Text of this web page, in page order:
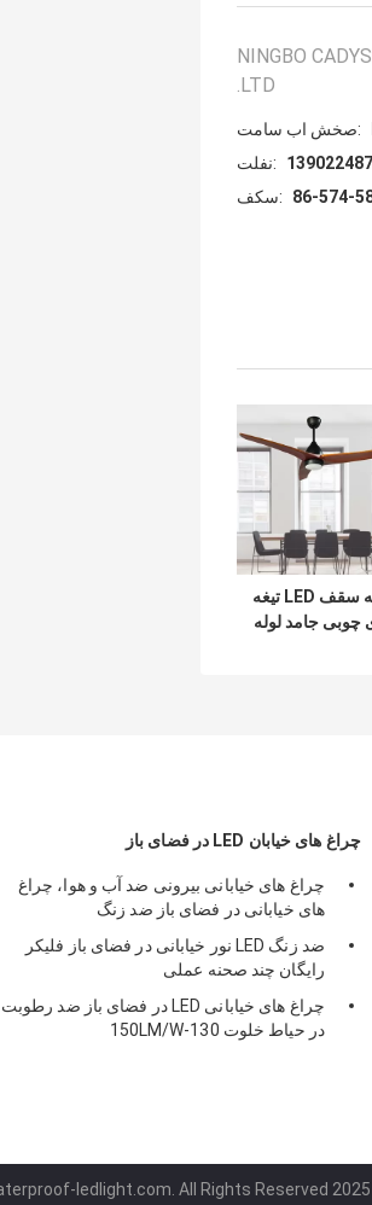
NINGBO
LTD.
تماس با شخص:
تلفن:
فکس:
86-574-
لوله سقف LED تیغه
چوبی جامد لوله
چراغ های خیابان LED در فضای باز
چراغ های خیابانی بیرونی ضد آب و هوا، چراغ
های خیابانی در فضای باز ضد زنگ
ضد زنگ LED نور خیابانی در فضای باز فلیکر
رایگان چند صحنه عملی
چراغ های خیابانی LED در فضای باز ضد رطوبت
در حیاط خلوت 130-150LM/W